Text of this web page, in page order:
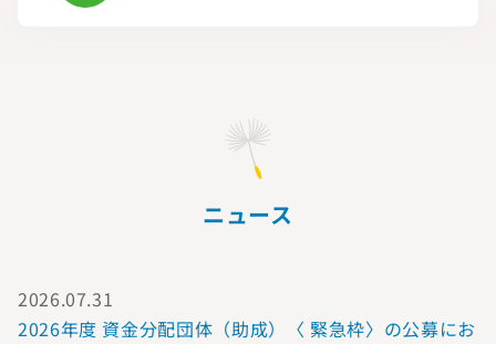
ニュース
2026.07.31
2026年度 資金分配団体（助成）〈 緊急枠〉の公募にお